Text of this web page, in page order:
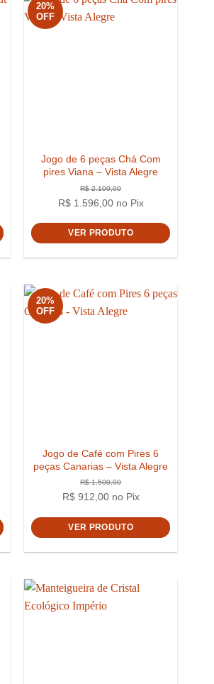
20%
OFF
Jogo de 6 peças Chá Com
pires Viana – Vista Alegre
R$1.596,00 no Pix
VER PRODUTO
20%
OFF
Jogo de Café com Pires 6
peças Canarias – Vista Alegre
R$912,00 no Pix
VER PRODUTO